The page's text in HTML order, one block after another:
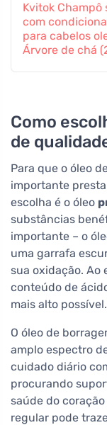
Kvitok Champô
com
para cabelos
Árvore de chá
Como
de
Para que o óleo
importante
escolha é o óleo
substâncias
importante – o
uma garrafa
sua oxidação. Ao
conteúdo de
mais alto possível.
O óleo de
amplo espectro
cuidado diário
procurando
saúde do
regular pode